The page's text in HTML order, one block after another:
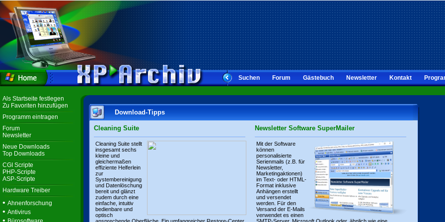
Suchen Forum Gästebuch Newsletter Kontakt
Als Startseite festlegen
Zu Favoriten hinzufügen
Programm eintragen
Forum
Newsletter
Neue Downloads
Top Downloads
CGI Scripte
PHP-Scripte
ASP-Scripte
Hardware Treiber
• Ahnenforschung
• Antivirus
•
Download-Tipps
Cleaning Suite
Cleaning Suite stellt
insgesamt sechs
kleine und
gleichermaßen
effiziente Helferlein
zur
Systembereinigung
und Datenlöschung
bereit und glänzt
zudem durch eine
einfache, intuitiv
bedienbare und
optisch
Newsletter Software SuperMailer
Mit der Software
können
personalisierte
Serienmails (z.B. für
Newsletter,
Marketingaktionen)
im Text- oder HTML-
Format inklusive
Anhängen erstellt
und versendet
werden. Für den
Versand der E-Mails
verwendet es einen